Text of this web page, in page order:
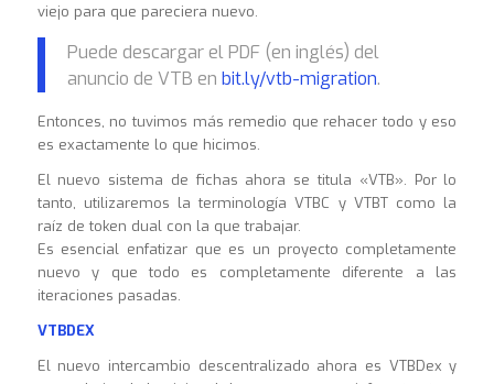
viejo para que pareciera nuevo.
Puede descargar el PDF (en inglés) del
anuncio de VTB en bit.ly/vtb-migration.
Entonces, no tuvimos más remedio que rehacer todo y eso
es exactamente lo que hicimos.
El nuevo sistema de fichas ahora se titula «VTB». Por lo
tanto, utilizaremos la terminología VTBC y VTBT como la
raíz de token dual con la que trabajar.
Es esencial enfatizar que es un proyecto completamente
nuevo y que todo es completamente diferente a las
iteraciones pasadas.
VTBDEX
El nuevo intercambio descentralizado ahora es VTBDex y